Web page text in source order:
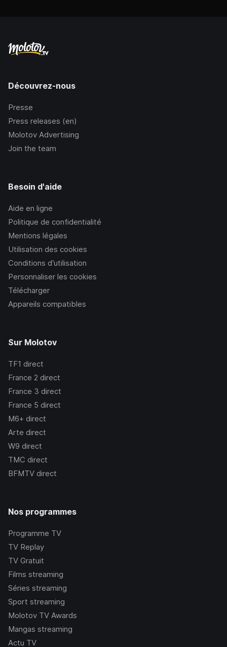
Découvrez-nous
Presse
Press releases (en)
Molotov Advertising
Join the team
Besoin d'aide
Aide en ligne
Politique de confidentialité
Mentions légales
Utilisation des cookies
Conditions d’utilisation
Personnaliser les cookies
Télécharger
Appareils compatibles
Sur Molotov
TF1 direct
France 2 direct
France 3 direct
France 5 direct
M6+ direct
Arte direct
W9 direct
TMC direct
BFMTV direct
Nos programmes
Programme TV
TV Replay
TV Gratuit
Films streaming
Séries streaming
Sport streaming
Molotov TV Awards
Mangas streaming
Actu TV